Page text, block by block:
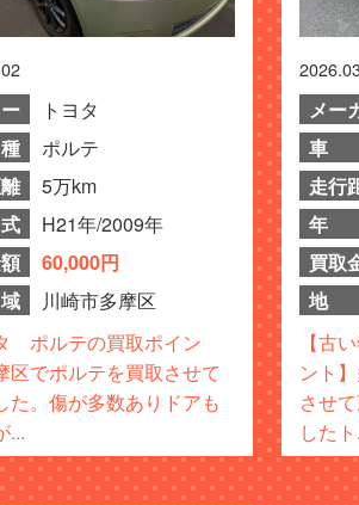
トヨタ
ポルテ
5万km
H21年/2009年
60,000円
川崎市多摩区
ポルテの買取ポイン
区でポルテを買取させて
た。傷が多数ありドアも
...
メー
車
走行
年
買取
地
【古
ント
させ
した